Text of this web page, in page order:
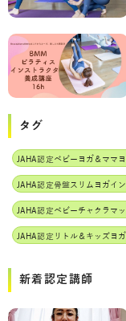
タグ
JAHA認定骨盤スリムヨガイ
新着認定講師